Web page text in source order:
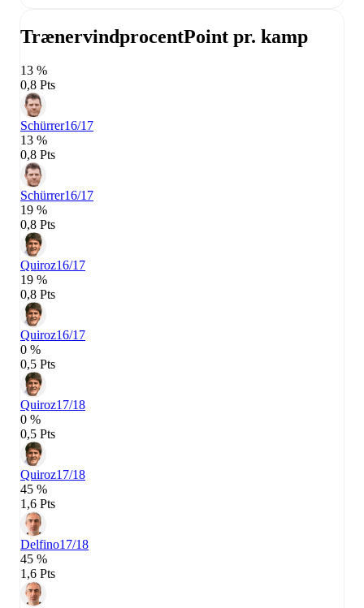
TrænervindprocentPoint pr. kamp
13 %
0,8 Pts
Schürrer16/17
13 %
0,8 Pts
Schürrer16/17
19 %
0,8 Pts
Quiroz16/17
19 %
0,8 Pts
Quiroz16/17
0 %
0,5 Pts
Quiroz17/18
0 %
0,5 Pts
Quiroz17/18
45 %
1,6 Pts
Delfino17/18
45 %
1,6 Pts